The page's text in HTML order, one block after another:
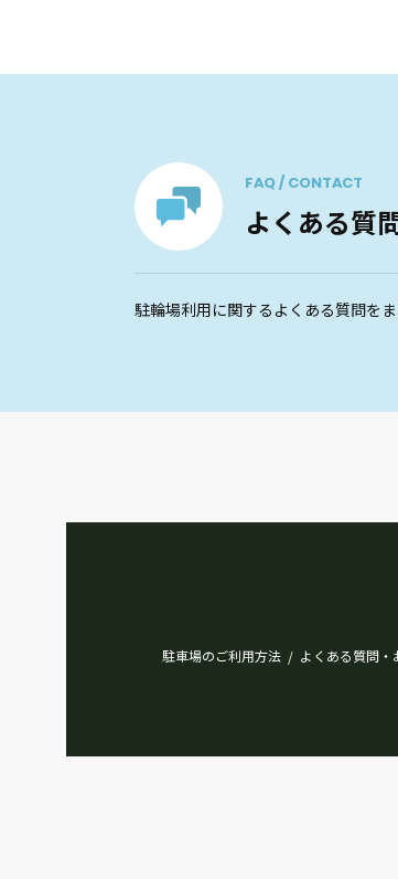
FAQ / CONTACT
よくある質
駐輪場利用に関するよくある質問をま
駐車場のご利用方法 / よくある質問・